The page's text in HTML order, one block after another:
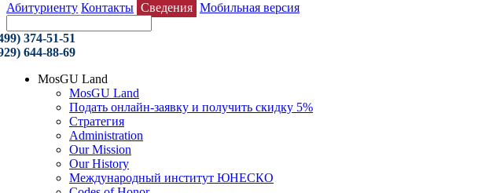
Абитуриенту Контакты Сведения Мобильная версия
374-51-51
644-88-69
MosGU Land
MosGU Land
Подать онлайн-заявку и получить скидку 5%
Стратегия
Administration
Our Mission
Our History
Международный институт ЮНЕСКО